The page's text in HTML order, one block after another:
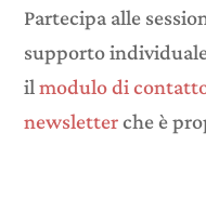
Partecipa alle
supporto
ilmodulo di
newsletterche è